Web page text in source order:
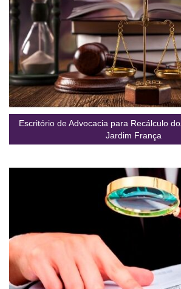
Escritório de Advocacia para Recálculo
Jardim França